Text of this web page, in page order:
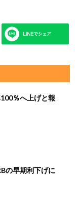
％へ上げと報
の早期利下げに